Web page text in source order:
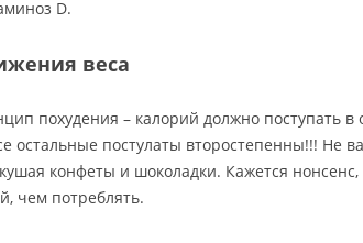
D.
веса
похудения – калорий должно поступать
остальные постулаты второстепенны!!! Не
конфеты и шоколадки. Кажется
чем потреблять.